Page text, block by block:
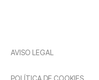
AVISO LEGAL
POLÍTICA DE COOKIES